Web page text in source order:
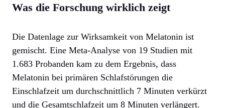
Was die Forschung wirklich zeigt
Die Datenlage zur Wirksamkeit von Melatonin ist
gemischt. Eine Meta-Analyse von 19 Studien mit
1.683 Probanden kam zu dem Ergebnis, dass
Melatonin bei primären Schlafstörungen die
Einschlafzeit um durchschnittlich 7 Minuten verkürzt
und die Gesamtschlafzeit um 8 Minuten verlängert.